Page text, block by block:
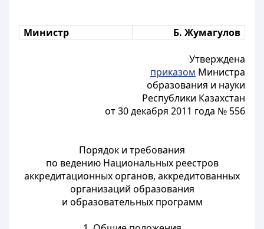
Министр Б. Жумагулов
Утверждена
приказом Министра
образования и науки
Республики Казахстан
от 30 декабря 2011 года № 556
Порядок и требования
по ведению Национальных реестров
аккредитационных органов, аккредитованных
организаций образования
и образовательных программ